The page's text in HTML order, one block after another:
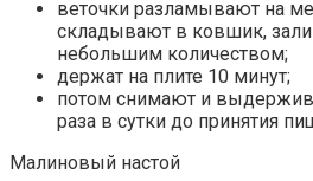
веточки разламывают на
складывают в ковшик,
небольшим количеством;
держат на плите 10 минут;
потом снимают и
раза в сутки до принятия
Малиновый настой